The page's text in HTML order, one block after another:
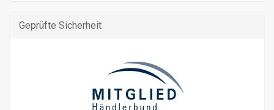
Geprüfte Sicherheit